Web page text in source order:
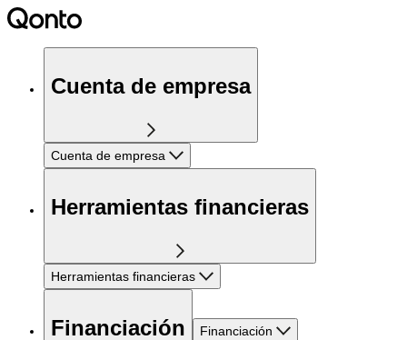
Cuenta de empresa
Cuenta de empresa
Herramientas financieras
Herramientas financieras
Financiación Financiación